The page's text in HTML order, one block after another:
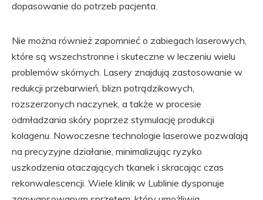
dopasowanie do potrzeb pacjenta.
Nie można również zapomnieć o zabiegach laserowych,
które są wszechstronne i skuteczne w leczeniu wielu
problemów skórnych. Lasery znajdują zastosowanie w
redukcji przebarwień, blizn potrądzikowych,
rozszerzonych naczynek, a także w procesie
odmładzania skóry poprzez stymulację produkcji
kolagenu. Nowoczesne technologie laserowe pozwalają
na precyzyjne działanie, minimalizując ryzyko
uszkodzenia otaczających tkanek i skracając czas
rekonwalescencji. Wiele klinik w Lublinie dysponuje